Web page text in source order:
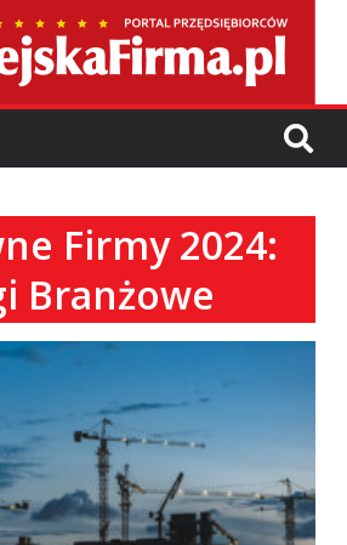
Firmy 2024:
Branżowe